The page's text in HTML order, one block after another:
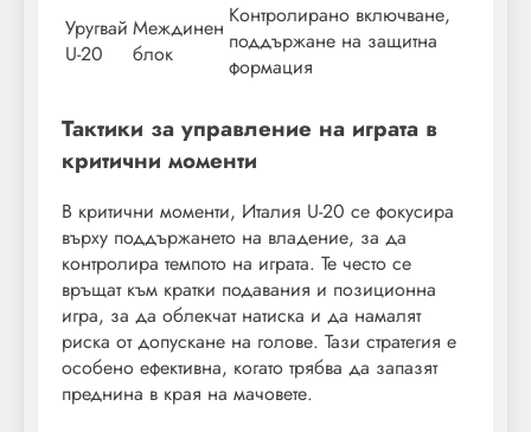
Уругвай
U-20
Междинен
блок
Контролирано включване,
поддържане на защитна
формация
Тактики за управление на играта в
критични моменти
В критични моменти, Италия U-20 се фокусира
върху поддържането на владение, за да
контролира темпото на играта. Те често се
връщат към кратки подавания и позиционна
игра, за да облекчат натиска и да намалят
риска от допускане на голове. Тази стратегия е
особено ефективна, когато трябва да запазят
преднина в края на мачовете.